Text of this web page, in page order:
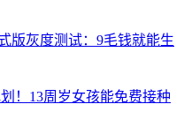
版灰度测试：9毛钱就能生